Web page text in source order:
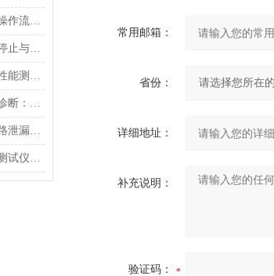
缝合针针尖刺穿力测试仪标准操作流程（SOP）及实验员培训要点
小孔径连接件性能测试仪紧急停止与异常状态下的安全复位操作
三步搞定校准：小孔径连接件性能测试仪的每日开机自检流程详解
静电衰减性能测试仪常见故障诊断：充电不稳定与电位漂移排查
透气包装材料试验仪的气体管路泄漏防护与废气排放系统详解
从用户角度探讨球囊综合性能测试仪的故障问题
常用邮箱：
省份：
详细地址：
补充说明：
验证码：